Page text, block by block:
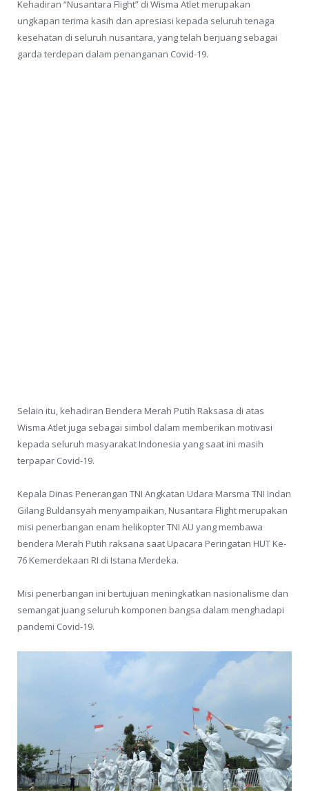
Kehadiran “Nusantara Flight” di Wisma Atlet merupakan
ungkapan terima kasih dan apresiasi kepada seluruh tenaga
kesehatan di seluruh nusantara, yang telah berjuang sebagai
garda terdepan dalam penanganan Covid-19.
Selain itu, kehadiran Bendera Merah Putih Raksasa di atas
Wisma Atlet juga sebagai simbol dalam memberikan motivasi
kepada seluruh masyarakat Indonesia yang saat ini masih
terpapar Covid-19.
Kepala Dinas Penerangan TNI Angkatan Udara Marsma TNI Indan
Gilang Buldansyah menyampaikan, Nusantara Flight merupakan
misi penerbangan enam helikopter TNI AU yang membawa
bendera Merah Putih raksana saat Upacara Peringatan HUT Ke-
76 Kemerdekaan RI di Istana Merdeka.
Misi penerbangan ini bertujuan meningkatkan nasionalisme dan
semangat juang seluruh komponen bangsa dalam menghadapi
pandemi Covid-19.